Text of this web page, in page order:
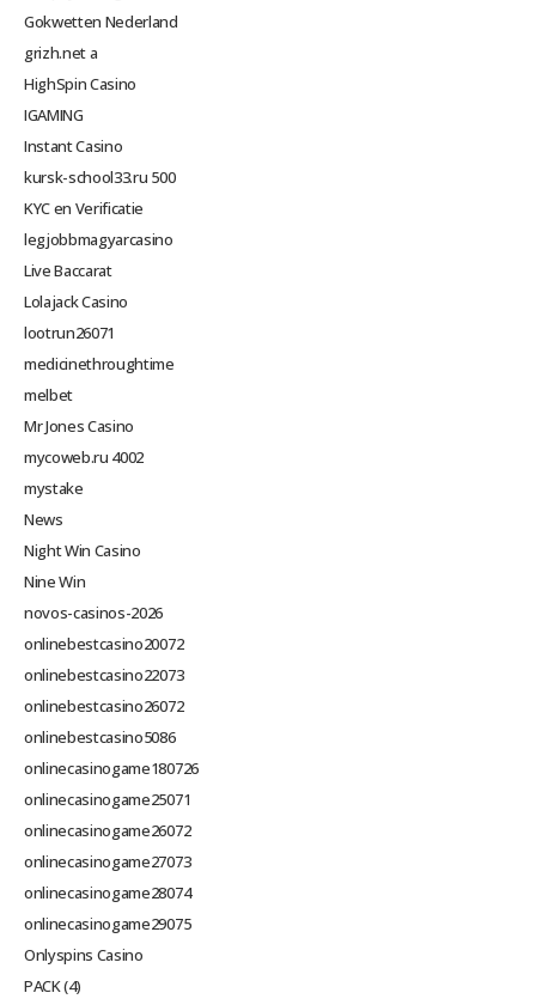
Gokwetten Nederland
grizh.net a
HighSpin Casino
IGAMING
Instant Casino
kursk-school33.ru 500
KYC en Verificatie
legjobbmagyarcasino
Live Baccarat
Lolajack Casino
lootrun26071
medicinethroughtime
melbet
Mr Jones Casino
mycoweb.ru 4002
mystake
News
Night Win Casino
Nine Win
novos-casinos-2026
onlinebestcasino20072
onlinebestcasino22073
onlinebestcasino26072
onlinebestcasino5086
onlinecasinogame180726
onlinecasinogame25071
onlinecasinogame26072
onlinecasinogame27073
onlinecasinogame28074
onlinecasinogame29075
Onlyspins Casino
PACK (4)